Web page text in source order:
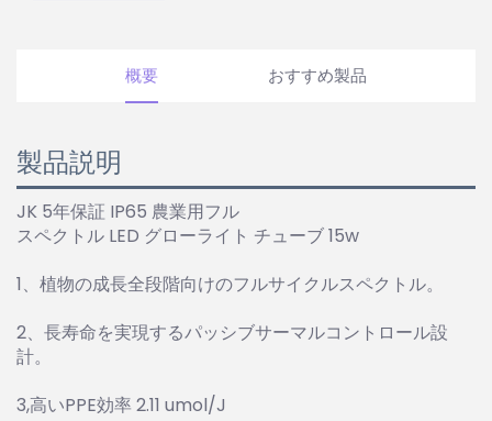
概要 おすすめ製品
製品説明
JK 5年保証 IP65 農業用フル
スペクトル LED グローライト チューブ 15w
1、植物の成長全段階向けのフルサイクルスペクトル。
2、長寿命を実現するパッシブサーマルコントロール設
計。
3,高いPPE効率 2.11 umol/J